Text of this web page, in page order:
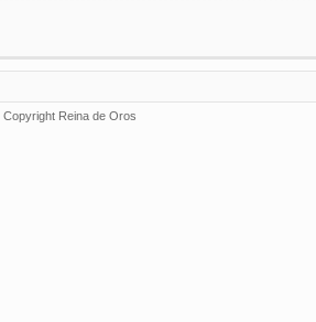
Copyright Reina de Oros